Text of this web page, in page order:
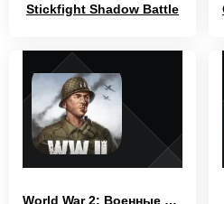
Stickfight Shadow Battle
World War 2: Военные игры